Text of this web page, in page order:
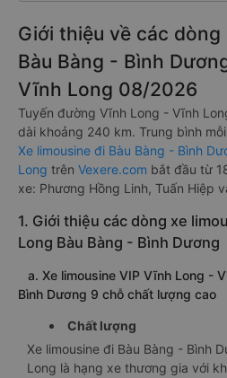
Giới thiệu về các dòng
Bàu Bàng - Bình
Vĩnh Long 08/2026
Tuyến đường Vĩnh Long - Vĩnh
dài khoảng 240 km. Trung bình
Xe limousine đi Bàu Bàng - Bình
Long trên Vexere.com bắt đầu từ
xe: Phương Hồng Linh, Tuấn Hiệp
1. Giới thiệu các dòng xe
Long Bàu Bàng - Bình Dương
a. Xe limousine VIP Vĩnh Long -
Bình Dương 9 chỗ chất lượng cao
Chất lượng
Xe limousine đi Bàu Bàng - Bình
Long là hạng xe thương gia với